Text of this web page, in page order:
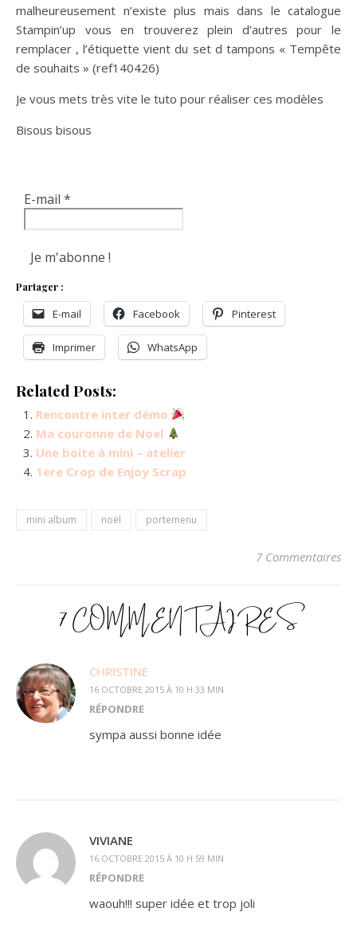
malheureusement n’existe plus mais dans le catalogue
Stampin’up vous en trouverez plein d’autres pour le
remplacer , l’étiquette vient du set d tampons « Tempête
de souhaits » (ref140426)
Je vous mets très vite le tuto pour réaliser ces modèles
Bisous bisous
E-mail *
Partager :
E-mail Facebook Pinterest
Imprimer WhatsApp
Related Posts:
Rencontre inter démo
Ma couronne de Noel
Une boite à mini – atelier
1ere Crop de Enjoy Scrap
mini album noël portemenu
7 Commentaires
7 COMMENTAIRES
CHRISTINE
16 OCTOBRE 2015 À 10 H 33 MIN
RÉPONDRE
sympa aussi bonne idée
VIVIANE
16 OCTOBRE 2015 À 10 H 59 MIN
RÉPONDRE
waouh!!! super idée et trop joli